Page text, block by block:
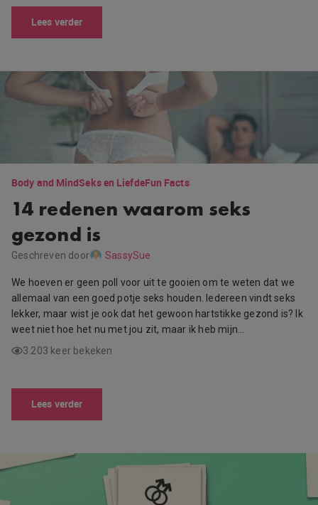
Lees verder
Body and MindSeks en LiefdeFun Facts
14 redenen waarom seks
gezond is
Geschreven door SassySue
We hoeven er geen poll voor uit te gooien om te weten dat we
allemaal van een goed potje seks houden. Iedereen vindt seks
lekker, maar wist je ook dat het gewoon hartstikke gezond is? Ik
weet niet hoe het nu met jou zit, maar ik heb mijn…
3.203 keer bekeken
Lees verder